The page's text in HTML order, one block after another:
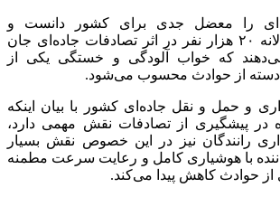
را معضل جدی برای کشور دانست و
خاطرنشان کرد: سالانه ۲۰ هزار نفر در اثر تصادفات جاده‌ای جان
که خواب آلودگی و خستگی یکی از
دسته از حوادث محسوب می‌شود.
و حمل و نقل جاده‌ای کشور با بیان اینکه
در پیشگیری از تصادفات نقش مهمی دارد،
رانندگان نیز در این خصوص نقش بسیار
با هوشیاری کامل و رعایت سرعت مطمنه
از حوادث کاهش پیدا می‌کند.